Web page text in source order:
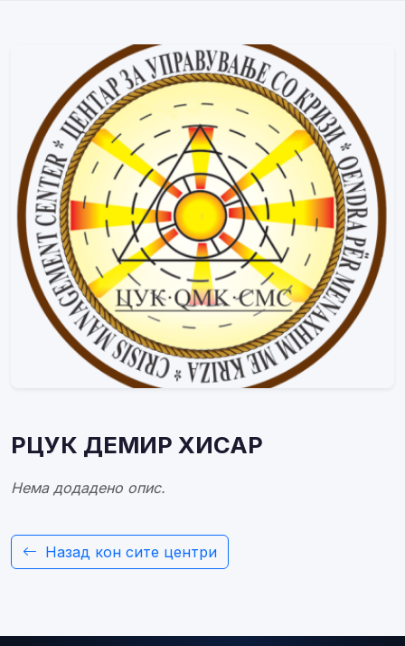
РЦУК ДЕМИР ХИСАР
Нема додадено опис.
Назад кон сите центри